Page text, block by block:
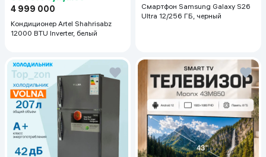
4 999 000
Кондиционер Artel Shahrisabz
12000 BTU Inverter, белый
Смартфон Samsung Galaxy S26
Ultra 12/256 ГБ, черный